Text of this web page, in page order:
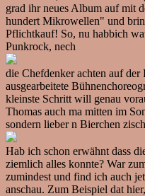
grad ihr neues Album auf mit
hundert Mikrowellen" und
Pflichtkauf! So, nu habbich
Punkrock, nech
die Chefdenker achten auf
ausgearbeitete
kleinste Schritt will genau
Thomas auch ma mitten im
sondern lieber n Bierchen
Hab ich schon erwähnt dass
ziemlich alles konnte? War
zumindest und find ich auch
anschau. Zum Beispiel dat